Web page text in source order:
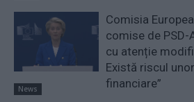
News
Comisia
comise de PSD-
cu atenție
Există riscul
financiare”